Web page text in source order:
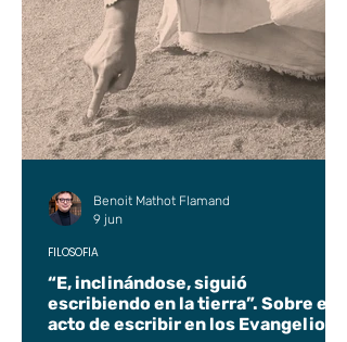
“E, inclinándose, siguió
escribiendo en la tierra”. Sobre el
acto de escribir en los Evangelios.
FILOSOFÍA
Benoit Mathot Flamand
9 jun